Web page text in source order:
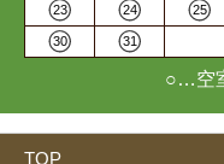
23 24 25
30 31
○…空
TOP